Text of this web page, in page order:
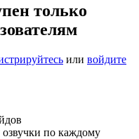
только
или войдите
по каждому